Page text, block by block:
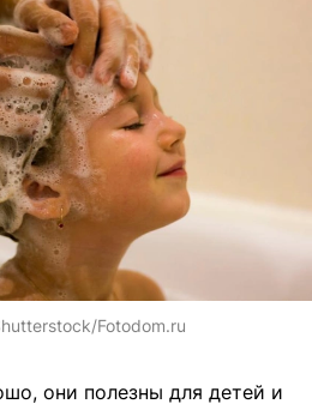
Fotodom.ru
они полезны для детей и